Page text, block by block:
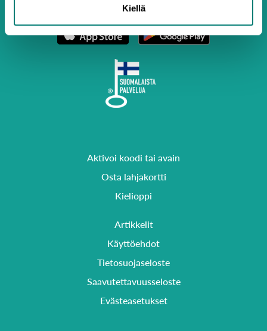
Kiellä
Aktivoi koodi tai avain
Osta lahjakortti
Kielioppi
Artikkelit
Käyttöehdot
Tietosuojaseloste
Saavutettavuusseloste
Evästeasetukset